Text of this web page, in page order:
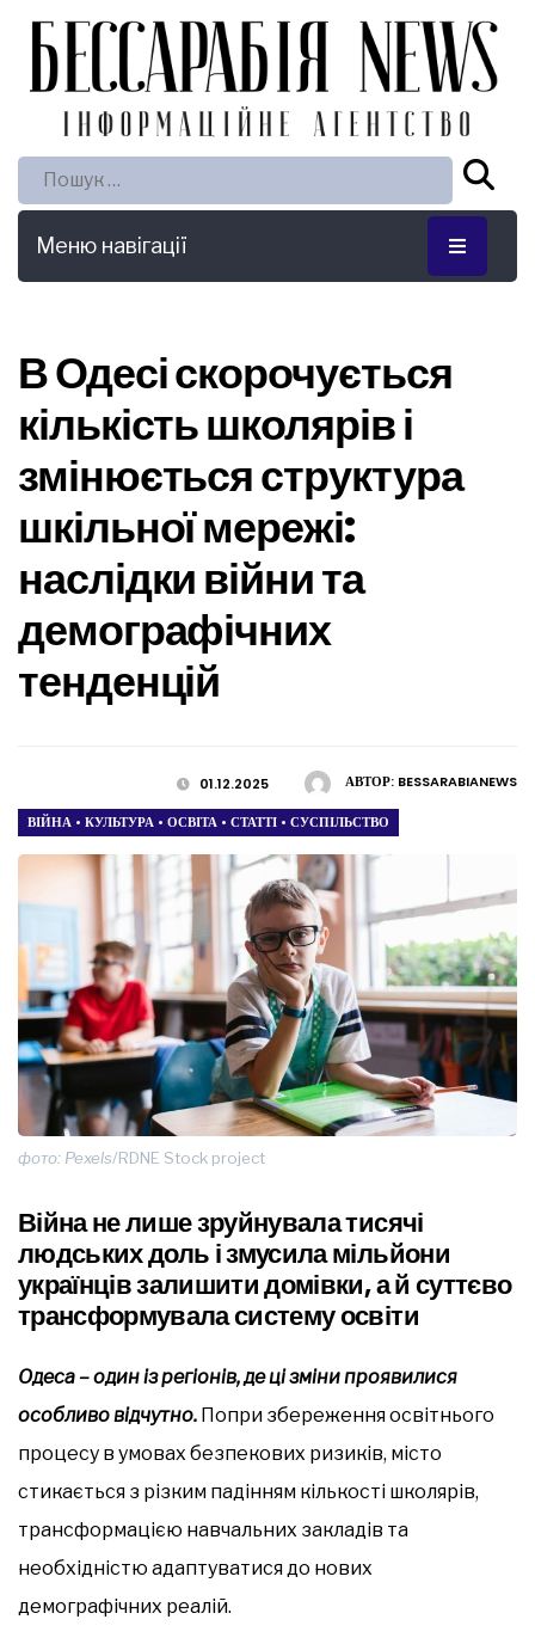
Пошук:
Меню навігації
В Одесі скорочується
кількість школярів і
змінюється структура
шкільної мережі:
наслідки війни та
демографічних
тенденцій
АВТОР: BESSARABIANEWS
01.12.2025
ВІЙНА • КУЛЬТУРА • ОСВІТА • СТАТТІ • СУСПІЛЬСТВО
фото: Pexels/RDNE Stock project
Війна не лише зруйнувала тисячі
людських доль і змусила мільйони
українців залишити домівки, а й суттєво
трансформувала систему освіти
Одеса – один із регіонів, де ці зміни проявилися
особливо відчутно. Попри збереження освітнього
процесу в умовах безпекових ризиків, місто
стикається з різким падінням кількості школярів,
трансформацією навчальних закладів та
необхідністю адаптуватися до нових
демографічних реалій.